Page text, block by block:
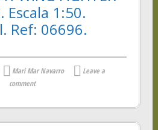
Escala 1:50.
Ref: 06696.
Mari Mar Navarro
Leave a
comment